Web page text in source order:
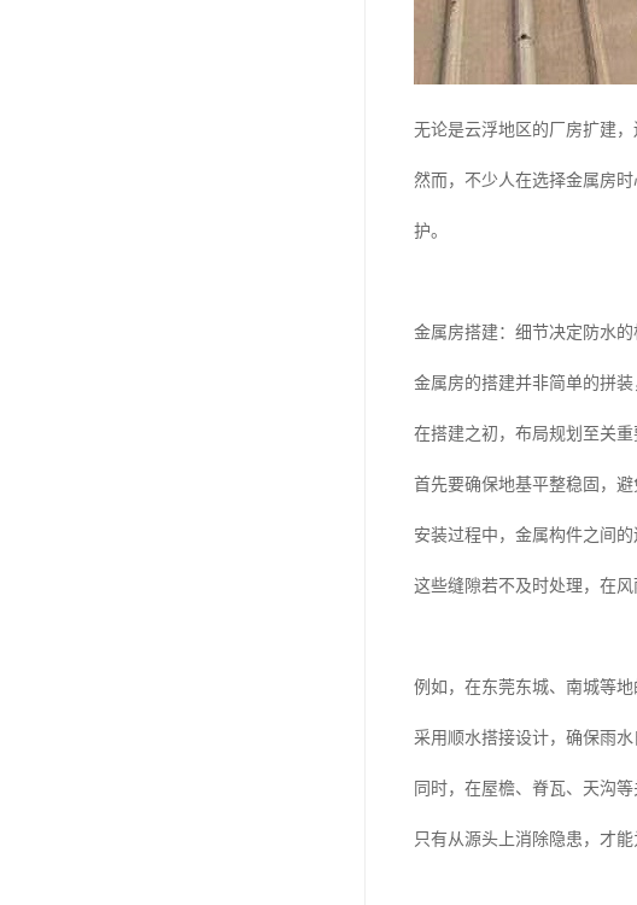
无论是云浮地区的厂房扩建
然而，不少人在选择金属房
护。
金属房搭建：细节决定防水的
金属房的搭建并非简单的拼
在搭建之初，布局规划至关重
首先要确保地基平整稳固，避
安装过程中，金属构件之间
这些缝隙若不及时处理，在风
例如，在东莞东城、南城等
采用顺水搭接设计，确保雨水
同时，在屋檐、脊瓦、天沟
只有从源头上消除隐患，才